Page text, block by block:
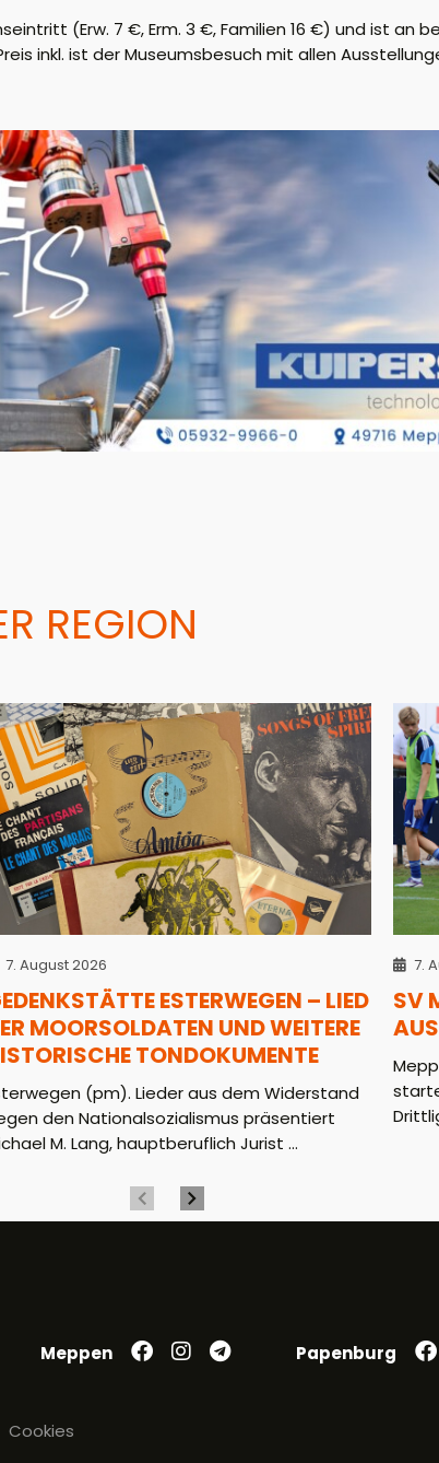
(Erw. 7 €, Erm. 3 €, Familien 16 €) und ist an
inkl. ist der Museumsbesuch mit allen
REGION
7. August 2026
ESTERWEGEN – LIED
MOORSOLDATEN UND WEITERE
TONDOKUMENTE
(pm). Lieder aus dem Widerstand
den Nationalsozialismus präsentiert
M. Lang, hauptberuflich Jurist ...
7.
SV
Meppen Papenburg
Cookies